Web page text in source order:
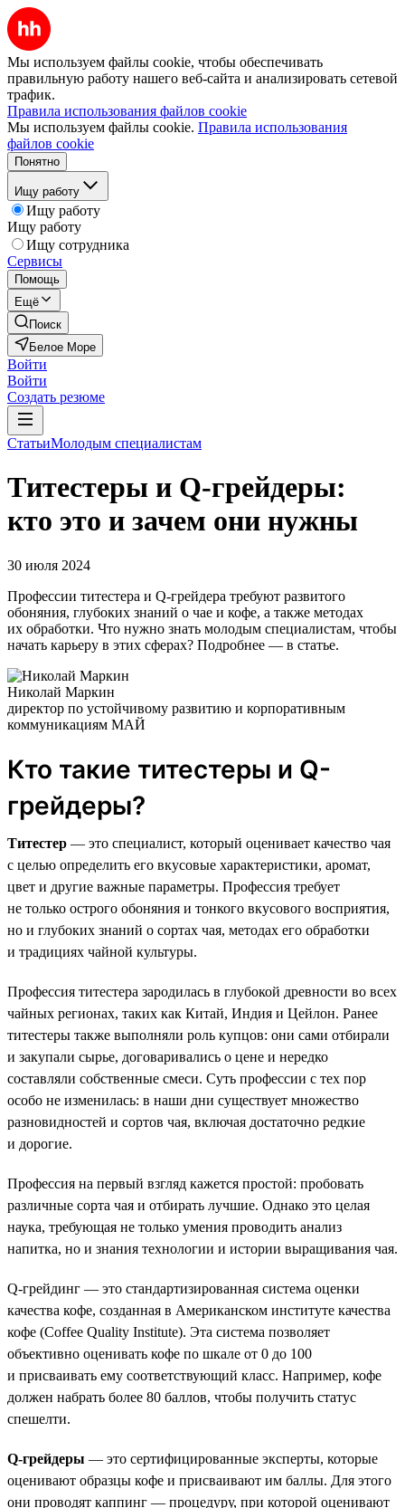
Мы используем файлы cookie, чтобы обеспечивать
правильную работу нашего веб-сайта и анализировать сетевой
трафик.
Правила использования файлов cookie
Мы используем файлы cookie. Правила использования
файлов cookie
Понятно
Ищу работу
Ищу работу
Ищу работу
Ищу сотрудника
Сервисы
Помощь
Ещё
Поиск
Белое Море
Войти
Войти
Создать резюме
СтатьиМолодым специалистам
Tитестеры и Q-грейдеры:
кто это и зачем они нужны
30 июля 2024
Профессии титестера и Q-грейдера требуют развитого
обоняния, глубоких знаний о чае и кофе, а также методах
их обработки. Что нужно знать молодым специалистам, чтобы
начать карьеру в этих сферах? Подробнее — в статье.
Николай Маркин
директор по устойчивому развитию и корпоративным
коммуникациям МАЙ
Кто такие титестеры и Q-
грейдеры?
Титестер — это специалист, который оценивает качество чая
с целью определить его вкусовые характеристики, аромат,
цвет и другие важные параметры. Профессия требует
не только острого обоняния и тонкого вкусового восприятия,
но и глубоких знаний о сортах чая, методах его обработки
и традициях чайной культуры.
Профессия титестера зародилась в глубокой древности во всех
чайных регионах, таких как Китай, Индия и Цейлон. Ранее
титестеры также выполняли роль купцов: они сами отбирали
и закупали сырье, договаривались о цене и нередко
составляли собственные смеси. Суть профессии с тех пор
особо не изменилась: в наши дни существует множество
разновидностей и сортов чая, включая достаточно редкие
и дорогие.
Профессия на первый взгляд кажется простой: пробовать
различные сорта чая и отбирать лучшие. Однако это целая
наука, требующая не только умения проводить анализ
напитка, но и знания технологии и истории выращивания чая.
Q-грейдинг — это стандартизированная система оценки
качества кофе, созданная в Американском институте качества
кофе (Coffee Quality Institute). Эта система позволяет
объективно оценивать кофе по шкале от 0 до 100
и присваивать ему соответствующий класс. Например, кофе
должен набрать более 80 баллов, чтобы получить статус
спешелти.
Q-грейдеры — это сертифицированные эксперты, которые
оценивают образцы кофе и присваивают им баллы. Для этого
они проводят каппинг — процедуру, при которой оценивают